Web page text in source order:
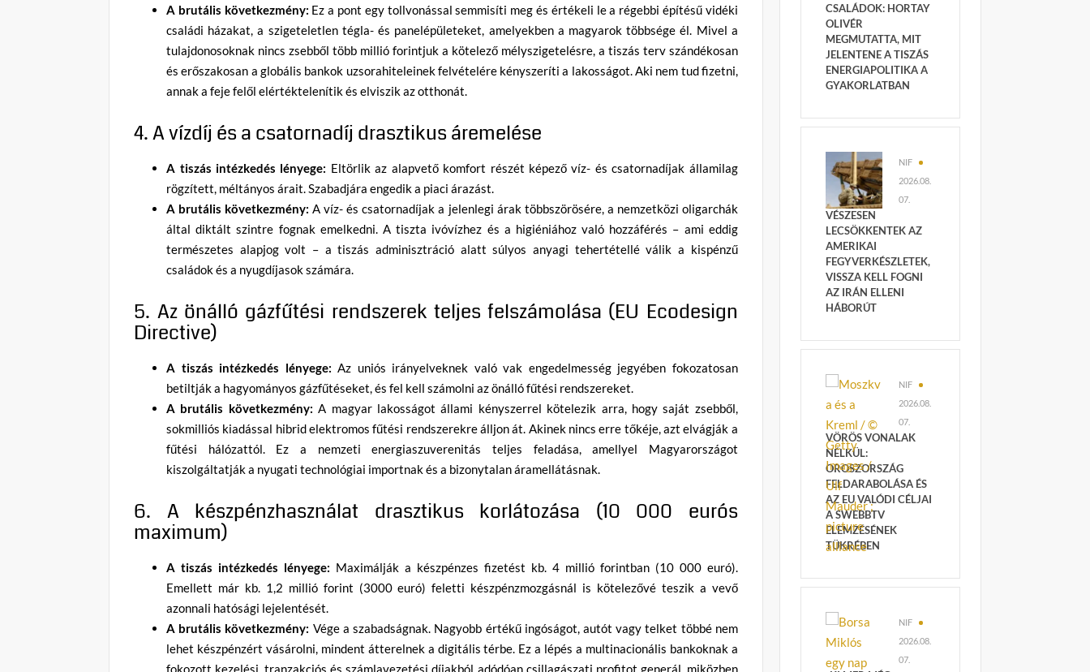
A brutális következmény: Ez a pont egy tollvonással semmisíti meg és értékeli le a régebbi építésű vidéki
családi házakat, a szigeteletlen tégla- és panelépületeket, amelyekben a magyarok többsége él. Mivel a
tulajdonosoknak nincs zsebből több millió forintjuk a kötelező mélyszigetelésre, a tiszás terv szándékosan
és erőszakosan a globális bankok uzsorahiteleinek felvételére kényszeríti a lakosságot. Aki nem tud fizetni,
annak a feje felől elértéktelenítik és elviszik az otthonát.
4. A vízdíj és a csatornadíj drasztikus áremelése
A tiszás intézkedés lényege: Eltörlik az alapvető komfort részét képező víz- és csatornadíjak államilag
rögzített, méltányos árait. Szabadjára engedik a piaci árazást.
A brutális következmény: A víz- és csatornadíjak a jelenlegi árak többszörösére, a nemzetközi oligarchák
által diktált szintre fognak emelkedni. A tiszta ivóvízhez és a higiéniához való hozzáférés – ami eddig
természetes alapjog volt – a tiszás adminisztráció alatt súlyos anyagi tehertétellé válik a kispénzű
családok és a nyugdíjasok számára.
5. Az önálló gázfűtési rendszerek teljes felszámolása (EU Ecodesign
Directive)
A tiszás intézkedés lényege: Az uniós irányelveknek való vak engedelmesség jegyében fokozatosan
betiltják a hagyományos gázfűtéseket, és fel kell számolni az önálló fűtési rendszereket.
A brutális következmény: A magyar lakosságot állami kényszerrel kötelezik arra, hogy saját zsebből,
sokmilliós kiadással hibrid elektromos fűtési rendszerekre álljon át. Akinek nincs erre tőkéje, azt elvágják a
fűtési hálózattól. Ez a nemzeti energiaszuverenitás teljes feladása, amellyel Magyarországot
kiszolgáltatják a nyugati technológiai importnak és a bizonytalan áramellátásnak.
6. A készpénzhasználat drasztikus korlátozása (10 000 eurós
maximum)
A tiszás intézkedés lényege: Maximálják a készpénzes fizetést kb. 4 millió forintban (10 000 euró).
Emellett már kb. 1,2 millió forint (3000 euró) feletti készpénzmozgásnál is kötelezővé teszik a vevő
azonnali hatósági lejelentését.
A brutális következmény: Vége a szabadságnak. Nagyobb értékű ingóságot, autót vagy telket többé nem
lehet készpénzért vásárolni, mindent átterelnek a digitális térbe. Ez a lépés a multinacionális bankoknak a
fokozott kezelési, tranzakciós és számlavezetési díjakból adódóan csillagászati profitot generál, miközben
CSALÁDOK: HORTAY
OLIVÉR
MEGMUTATTA, MIT
JELENTENE A TISZÁS
ENERGIAPOLITIKA A
GYAKORLATBAN
NIF
2026.08.
07.
VÉSZESEN
LECSÖKKENTEK AZ
AMERIKAI
FEGYVERKÉSZLETEK,
VISSZA KELL FOGNI
AZ IRÁN ELLENI
HÁBORÚT
NIF
2026.08.
07.
VÖRÖS VONALAK
NÉLKÜL:
OROSZORSZÁG
FELDARABOLÁSA ÉS
AZ EU VALÓDI CÉLJAI
A SWEBBTV
ELEMZÉSÉNEK
TÜKRÉBEN
NIF
2026.08.
07.